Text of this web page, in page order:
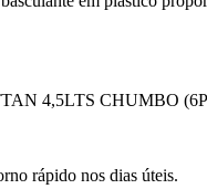
4,5LTS CHUMBO
rápido nos dias úteis.